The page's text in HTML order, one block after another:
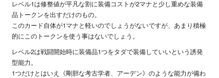
レベル1は修整値が平凡な割に装備コストが2マナと少し重めな装備
品トークンを出すだけのもの。
このカード自体が1マナと軽いのでしょうがないですが、あまり積極
的にこのトークンを使う事はないでしょう。
レベル2は戦闘開始時に装備品1つをタダで装備していいという誘発
型能力。
1つだけとはいえ《剛胆な考古学者、アーデン》のような能力が備わ